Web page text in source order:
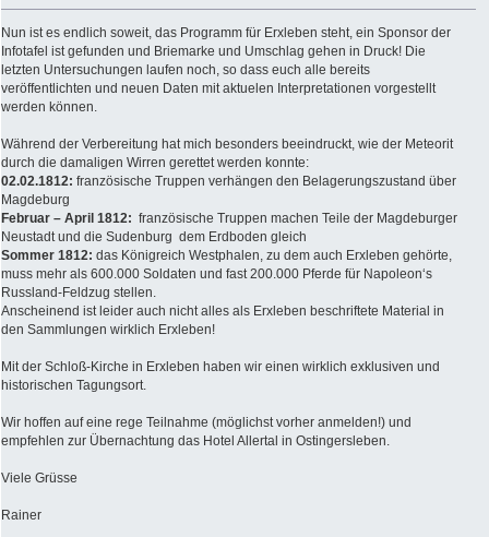
Nun ist es endlich soweit, das Programm für Erxleben steht, ein Sponsor der
Infotafel ist gefunden und Briemarke und Umschlag gehen in Druck! Die
letzten Untersuchungen laufen noch, so dass euch alle bereits
veröffentlichten und neuen Daten mit aktuelen Interpretationen vorgestellt
werden können.
Während der Verbereitung hat mich besonders beeindruckt, wie der Meteorit
durch die damaligen Wirren gerettet werden konnte:
02.02.1812: französische Truppen verhängen den Belagerungszustand über
Magdeburg
Februar – April 1812: französische Truppen machen Teile der Magdeburger
Neustadt und die Sudenburg dem Erdboden gleich
Sommer 1812: das Königreich Westphalen, zu dem auch Erxleben gehörte,
muss mehr als 600.000 Soldaten und fast 200.000 Pferde für Napoleon‘s
Russland-Feldzug stellen.
Anscheinend ist leider auch nicht alles als Erxleben beschriftete Material in
den Sammlungen wirklich Erxleben!
Mit der Schloß-Kirche in Erxleben haben wir einen wirklich exklusiven und
historischen Tagungsort.
Wir hoffen auf eine rege Teilnahme (möglichst vorher anmelden!) und
empfehlen zur Übernachtung das Hotel Allertal in Ostingersleben.
Viele Grüsse
Rainer